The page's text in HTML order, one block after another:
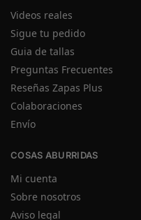
Videos reales
Sigue tu pedido
Guia de tallas
Preguntas Frecuentes
Reseñas Zapas Plus
Colaboraciones
Envío
COSAS ABURRIDAS
Mi cuenta
Sobre nosotros
Aviso legal